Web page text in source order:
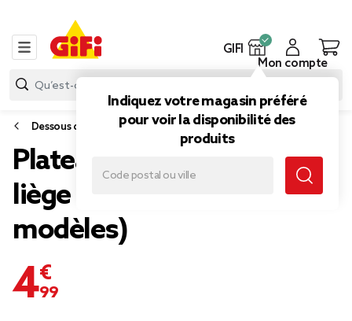
GIFI
Indiquez votre magasin préféré
pour voir la disponibilité des
produits
Mon compte
Dessous de plat et plateau
Plateau apéritif rond en
liège Ø30xH1,5cm (2
modèles)
4,99 €